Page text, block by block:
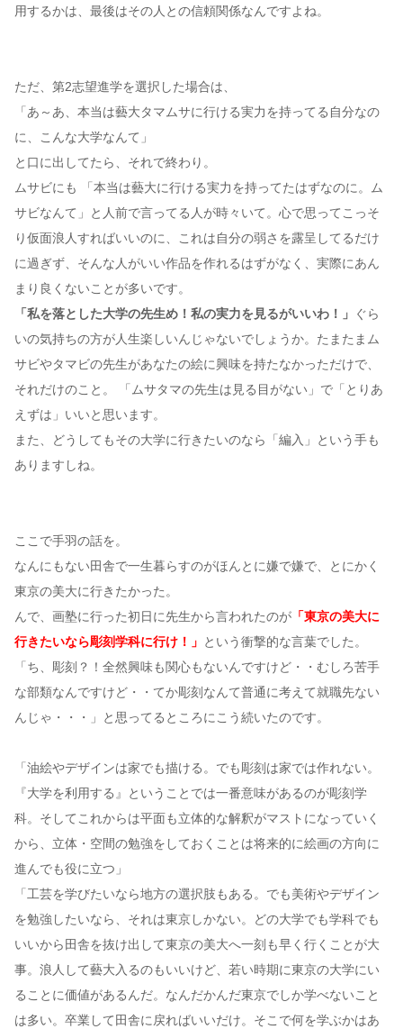
用するかは、最後はその人との信頼関係なんですよね。
ただ、第2志望進学を選択した場合は、
「あ～あ、本当は藝大タマムサに行ける実力を持ってる自分なの
に、こんな大学なんて」
と口に出してたら、それで終わり。
ムサビにも 「本当は藝大に行ける実力を持ってたはずなのに。ム
サビなんて」と人前で言ってる人が時々いて。心で思ってこっそ
り仮面浪人すればいいのに、これは自分の弱さを露呈してるだけ
に過ぎず、そんな人がいい作品を作れるはずがなく、実際にあん
まり良くないことが多いです。
「私を落とした大学の先生め！私の実力を見るがいいわ！」
ぐら
いの気持ちの方が人生楽しいんじゃないでしょうか。たまたまム
サビやタマビの先生があなたの絵に興味を持たなかっただけで、
それだけのこと。 「ムサタマの先生は見る目がない」で「とりあ
えずは」いいと思います。
また、どうしてもその大学に行きたいのなら「編入」という手も
ありますしね。
ここで手羽の話を。
なんにもない田舎で一生暮らすのがほんとに嫌で嫌で、とにかく
東京の美大に行きたかった。
んで、画塾に行った初日に先生から言われたのが 「東京の美大に
行きたいなら彫刻学科に行け！」 という衝撃的な言葉でした。
「ち、彫刻？！全然興味も関心もないんですけど・・むしろ苦手
な部類なんですけど・・てか彫刻なんて普通に考えて就職先ない
んじゃ・・・」と思ってるところにこう続いたのです。
「油絵やデザインは家でも描ける。でも彫刻は家では作れない。
『大学を利用する』ということでは一番意味があるのが彫刻学
科。そしてこれからは平面も立体的な解釈がマストになっていく
から、立体・空間の勉強をしておくことは将来的に絵画の方向に
進んでも役に立つ」
「工芸を学びたいなら地方の選択肢もある。でも美術やデザイン
を勉強したいなら、それは東京しかない。どの大学でも学科でも
いいから田舎を抜け出して東京の美大へ一刻も早く行くことが大
事。浪人して藝大入るのもいいけど、若い時期に東京の大学にい
ることに価値があるんだ。なんだかんだ東京でしか学べないこと
は多い。卒業して田舎に戻ればいいだけ。そこで何を学ぶかはあ